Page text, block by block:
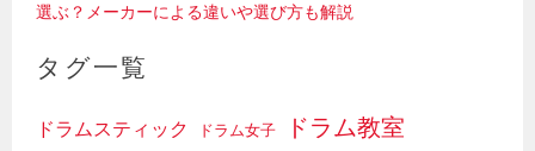
選ぶ？メーカーによる違いや選び方も解説
タグ一覧
ドラムスティック ドラム女子 ドラム教室